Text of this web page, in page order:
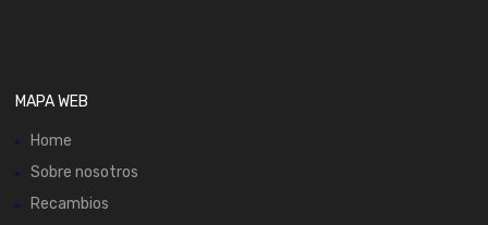
MAPA WEB
Home
Sobre nosotros
Recambios